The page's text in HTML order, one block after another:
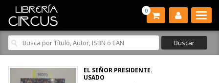
0
EL SEÑOR PRESIDENTE.
USADO